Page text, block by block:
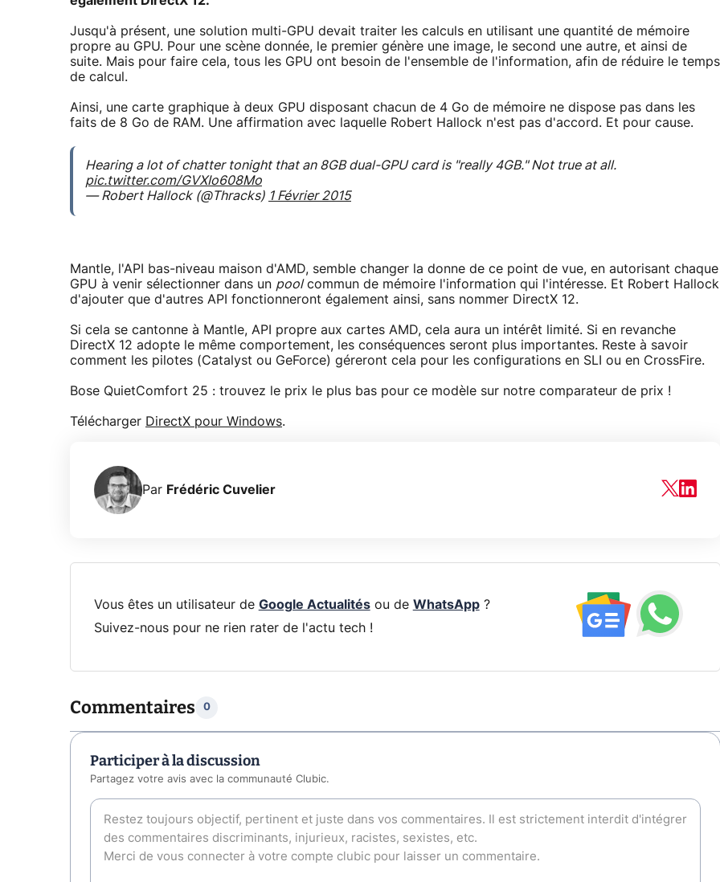
Jusqu'à présent, une solution multi-GPU devait traiter les calculs en utilisant une quantité de mémoire
propre au GPU. Pour une scène donnée, le premier génère une image, le second une autre, et ainsi de
suite. Mais pour faire cela, tous les GPU ont besoin de l'ensemble de l'information, afin de réduire le temps
de calcul.
Ainsi, une carte graphique à deux GPU disposant chacun de 4 Go de mémoire ne dispose pas dans les
faits de 8 Go de RAM. Une affirmation avec laquelle Robert Hallock n'est pas d'accord. Et pour cause.
Hearing a lot of chatter tonight that an 8GB dual-GPU card is "really 4GB." Not true at all.
pic.twitter.com/GVXIo608Mo
— Robert Hallock (@Thracks) 1 Février 2015
Mantle, l'API bas-niveau maison d'AMD, semble changer la donne de ce point de vue, en autorisant chaque
GPU à venir sélectionner dans un poolcommun de mémoire l'information qui l'intéresse. Et Robert Hallock
d'ajouter que d'autres API fonctionneront également ainsi, sans nommer DirectX 12.
Si cela se cantonne à Mantle, API propre aux cartes AMD, cela aura un intérêt limité. Si en revanche
DirectX 12 adopte le même comportement, les conséquences seront plus importantes. Reste à savoir
comment les pilotes (Catalyst ou GeForce) géreront cela pour les configurations en SLI ou en CrossFire.
Bose QuietComfort 25 : trouvez le prix le plus bas pour ce modèle sur notre comparateur de prix !
Télécharger DirectX pour Windows.
Par Frédéric Cuvelier
Vous êtes un utilisateur de Google Actualitésou de WhatsApp?
Suivez-nous pour ne rien rater de l'actu tech !
Commentaires 0
Participer à la discussion
Partagez votre avis avec la communauté Clubic.